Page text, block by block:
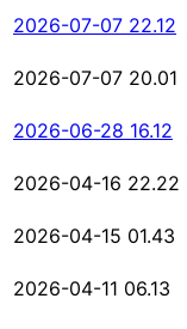
2026-07-07 22.12
2026-07-07 20.01
2026-06-28 16.12
2026-04-16 22.22
2026-04-15 01.43
2026-04-11 06.13